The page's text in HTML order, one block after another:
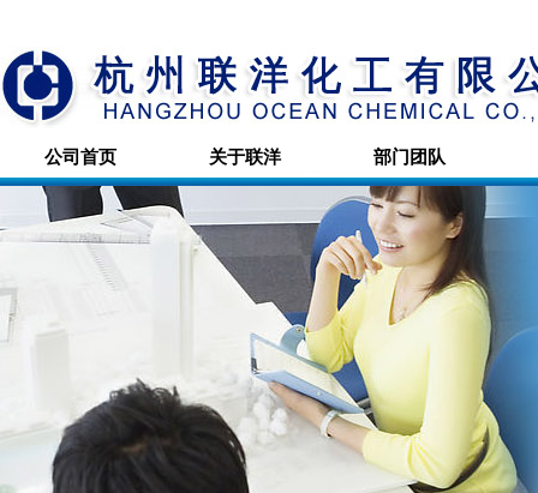
公司首页 关于联洋 部门团队